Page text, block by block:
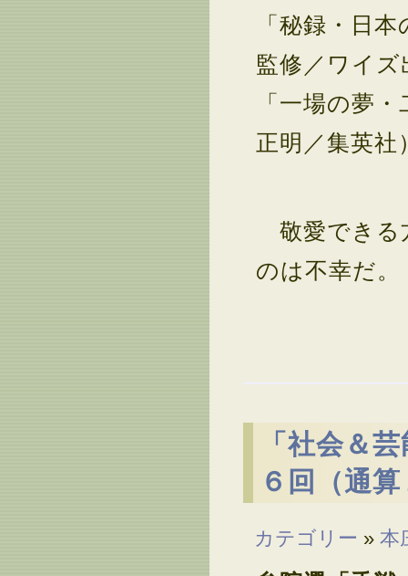
「秘録・日
監修／ワイズ
「一場の夢
正明／集英社
敬愛できる
のは不幸だ。
「社会＆
６回（通
カテゴリー » 本